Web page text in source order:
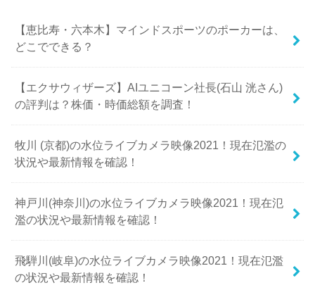
【恵比寿・六本木】マインドスポーツのポーカーは、
どこでできる？
【エクサウィザーズ】AIユニコーン社長(石山 洸さん)
の評判は？株価・時価総額を調査！
牧川 (京都)の水位ライブカメラ映像2021！現在氾濫の
状況や最新情報を確認！
神戸川(神奈川)の水位ライブカメラ映像2021！現在氾
濫の状況や最新情報を確認！
飛騨川(岐阜)の水位ライブカメラ映像2021！現在氾濫
の状況や最新情報を確認！